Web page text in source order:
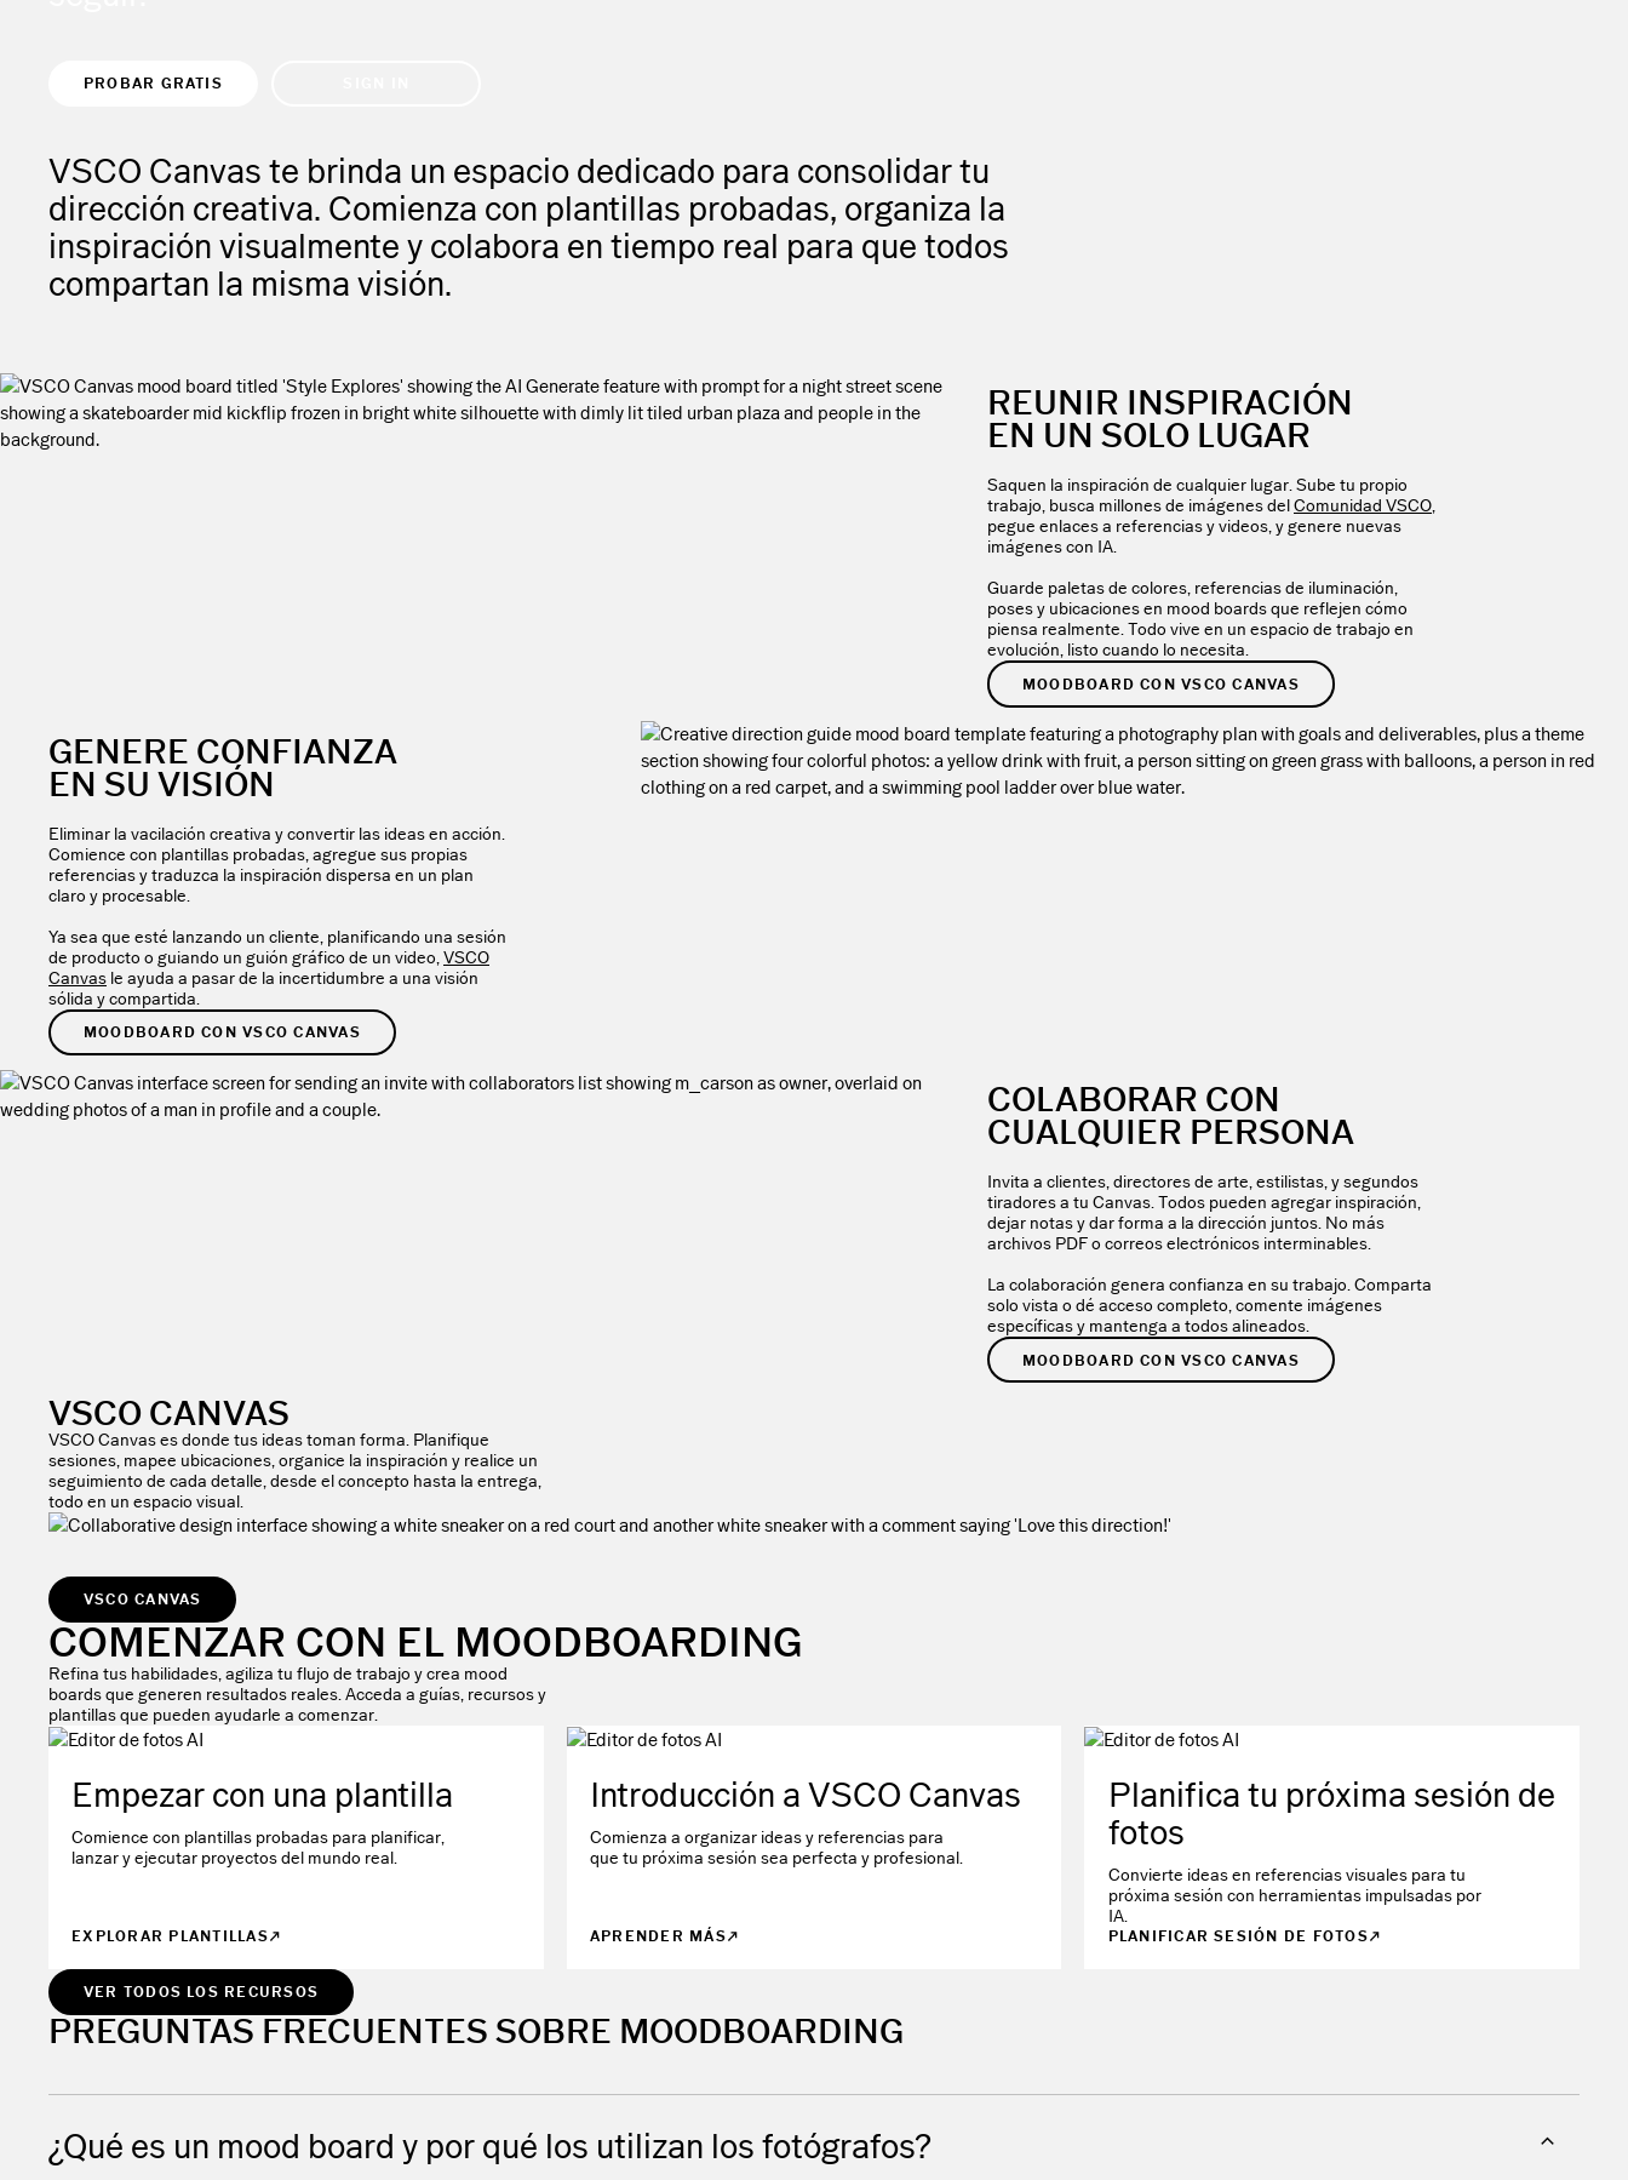
PROBAR GRATIS
VSCO Canvas te brinda un espacio dedicado para consolidar tu
dirección creativa. Comienza con plantillas probadas, organiza la
inspiración visualmente y colabora en tiempo real para que todos
compartan la misma visión.
REUNIR INSPIRACIÓN
EN UN SOLO LUGAR
Saquen la inspiración de cualquier lugar. Sube tu propio
trabajo, busca millones de imágenes delComunidad VSCO,
pegue enlaces a referencias y videos, y genere nuevas
imágenes con IA.
Guarde paletas de colores, referencias de iluminación,
poses y ubicaciones en mood boards que reflejen cómo
piensa realmente. Todo vive en un espacio de trabajo en
evolución, listo cuando lo necesita.
MOODBOARD CON VSCO CANVAS
GENERE CONFIANZA
EN SU VISIÓN
Eliminar la vacilación creativa y convertir las ideas en acción.
Comience con plantillas probadas, agregue sus propias
referencias y traduzca la inspiración dispersa en un plan
claro y procesable.
Ya sea que esté lanzando un cliente, planificando una sesión
de producto o guiando un guión gráfico de un video,VSCO
Canvas le ayuda a pasar de la incertidumbre a una visión
sólida y compartida.
MOODBOARD CON VSCO CANVAS
COLABORAR CON
CUALQUIER PERSONA
Invita a clientes, directores de arte, estilistas, y segundos
tiradores a tu Canvas. Todos pueden agregar inspiración,
dejar notas y dar forma a la dirección juntos. No más
archivos PDF o correos electrónicos interminables.
La colaboración genera confianza en su trabajo. Comparta
solo vista o dé acceso completo, comente imágenes
específicas y mantenga a todos alineados.
MOODBOARD CON VSCO CANVAS
VSCO CANVAS
VSCO Canvas es donde tus ideas toman forma. Planifique
sesiones, mapee ubicaciones, organice la inspiración y realice un
seguimiento de cada detalle, desde el concepto hasta la entrega,
todo en un espacio visual.
VSCO CANVAS
COMENZAR CON EL MOODBOARDING
Refina tus habilidades, agiliza tu flujo de trabajo y crea mood
boards que generen resultados reales. Acceda a guías, recursos y
plantillas que pueden ayudarle a comenzar.
Empezar con una plantilla
Comience con plantillas probadas para planificar,
lanzar y ejecutar proyectos del mundo real.
EXPLORAR PLANTILLAS
Introducción a VSCO Canvas
Comienza a organizar ideas y referencias para
que tu próxima sesión sea perfecta y profesional.
APRENDER MÁS
Planifica tu próxima sesión de
fotos
Convierte ideas en referencias visuales para tu
próxima sesión con herramientas impulsadas por
IA.
PLANIFICAR SESIÓN DE FOTOS
VER TODOS LOS RECURSOS
PREGUNTAS FRECUENTES SOBRE MOODBOARDING
¿Qué es un mood board y por qué los utilizan los fotógrafos?